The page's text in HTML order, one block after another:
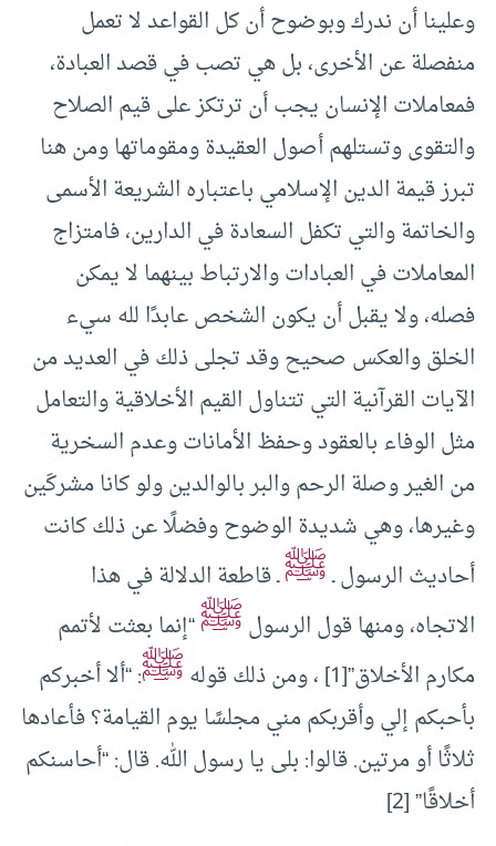
وعلينا أن ندرك وبوضوح أن كل القواعد لا تعمل
منفصلة عن الأخرى، بل هي تصب في قصد العبادة،
فمعاملات الإنسان يجب أن ترتكز على قيم الصلاح
والتقوى وتستلهم أصول العقيدة ومقوماتها ومن هنا
تبرز قيمة الدين الإسلامي باعتباره الشريعة الأسمى
والخاتمة والتي تكفل السعادة في الدارين، فامتزاج
المعاملات في العبادات والارتباط بينهما لا يمكن
فصله، ولا يقبل أن يكون الشخص عابدًا لله سيء
الخلق والعكس صحيح وقد تجلى ذلك في العديد من
الآيات القرآنية التي تتناول القيم الأخلاقية والتعامل
مثل الوفاء بالعقود وحفظ الأمانات وعدم السخرية
من الغير وصلة الرحم والبر بالوالدين ولو كانا مشركَين
وغيرها، وهي شديدة الوضوح وفضلًا عن ذلك كانت
أحاديث الرسول ـﷺـ قاطعة الدلالة في هذا
الاتجاه، ومنها قول الرسولﷺ“إنما بعثت لأتمم
مكارم الأخلاق”[1] ، ومن ذلك قوله
ﷺ: “ألا أخبركم
بأحبكم إلي وأقربكم مني مجلسًا يوم القيامة؟ فأعادها
ثلاثًا أو مرتين. قالوا: بلى يا رسول الله. قال: “أحاسنكم
أخلاقًا” [2]